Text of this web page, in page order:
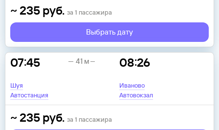
~ 235 руб. за 1 пассажира
Выбрать дату
07:45
Шуя
Автостанция
08:26
Иваново
Автовокзал
41 м
~ 235 руб. за 1 пассажира